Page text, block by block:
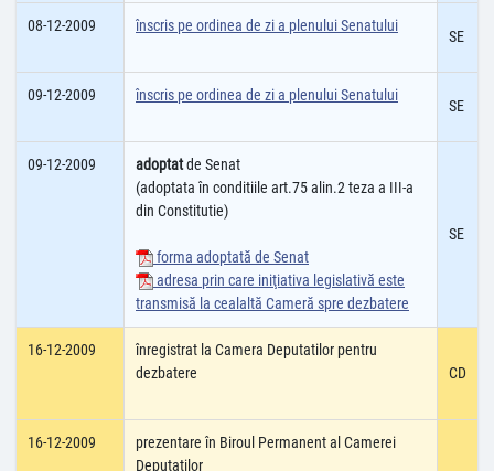
08-12-2009 înscris pe ordinea de zi a plenului Senatului
SE
09-12-2009 înscris pe ordinea de zi a plenului Senatului
SE
09-12-2009 adoptatde Senat
(adoptata în conditiile art.75 alin.2 teza a III-a
din Constitutie)
forma adoptată de Senat
adresa prin care iniţiativa legislativă este
transmisă la cealaltă Cameră spre dezbatere
SE
16-12-2009
înregistrat la Camera Deputatilor pentru
dezbatere
CD
16-12-2009
prezentare în Biroul Permanent al Camerei
Deputatilor